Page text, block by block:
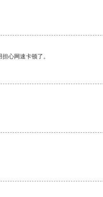
心网速卡顿了。